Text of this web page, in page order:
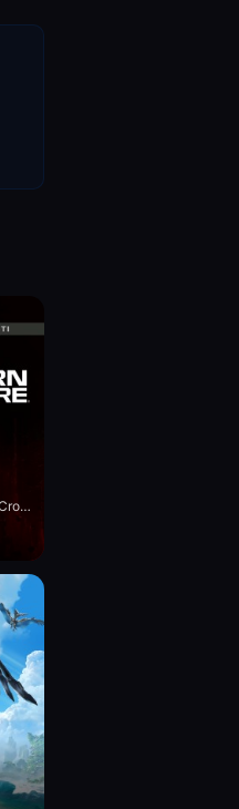
Call of Duty: Modern Warfare III - Cross-Gen bundle